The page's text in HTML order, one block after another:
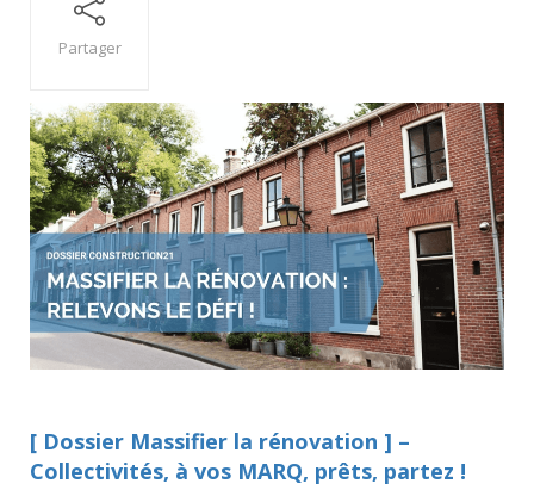
Partager
[ Dossier Massifier la rénovation ] –
Collectivités, à vos MARQ, prêts, partez !